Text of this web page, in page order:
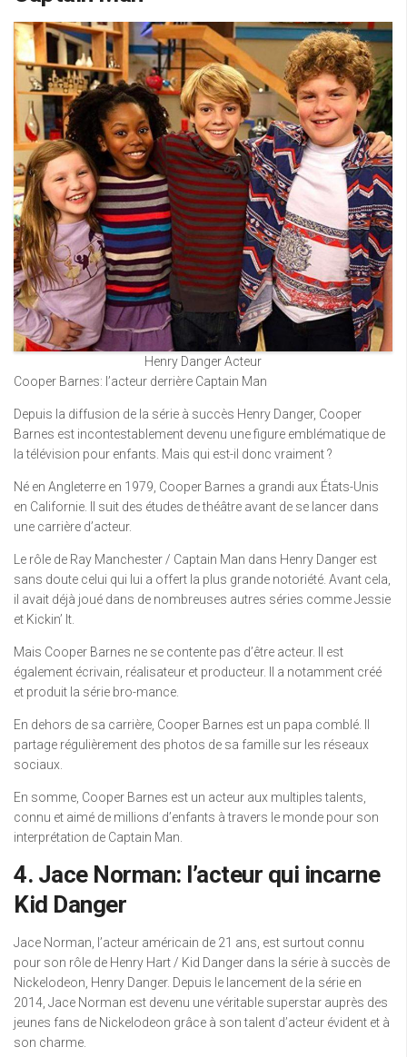
Henry Danger Acteur
Cooper Barnes: l’acteur derrière Captain Man
Depuis la diffusion de la série à succès Henry Danger, Cooper
Barnes est incontestablement devenu une figure emblématique de
la télévision pour enfants. Mais qui est-il donc vraiment ?
Né en Angleterre en 1979, Cooper Barnes a grandi aux États-Unis
en Californie. Il suit des études de théâtre avant de se lancer dans
une carrière d’acteur.
Le rôle de Ray Manchester / Captain Man dans Henry Danger est
sans doute celui qui lui a offert la plus grande notoriété. Avant cela,
il avait déjà joué dans de nombreuses autres séries comme Jessie
et Kickin’ It.
Mais Cooper Barnes ne se contente pas d’être acteur. Il est
également écrivain, réalisateur et producteur. Il a notamment créé
et produit la série bro-mance.
En dehors de sa carrière, Cooper Barnes est un papa comblé. Il
partage régulièrement des photos de sa famille sur les réseaux
sociaux.
En somme, Cooper Barnes est un acteur aux multiples talents,
connu et aimé de millions d’enfants à travers le monde pour son
interprétation de Captain Man.
4. Jace Norman: l’acteur qui incarne
Kid Danger
Jace Norman, l’acteur américain de 21 ans, est surtout connu
pour son rôle de Henry Hart / Kid Danger dans la série à succès de
Nickelodeon, Henry Danger. Depuis le lancement de la série en
2014, Jace Norman est devenu une véritable superstar auprès des
jeunes fans de Nickelodeon grâce à son talent d’acteur évident et à
son charme.